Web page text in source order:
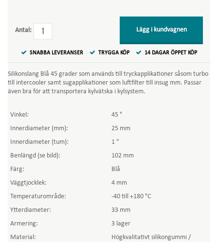
Antal: Lägg i kundvagnen
SNABBA LEVERANSER TRYGGA KÖP 14 DAGAR ÖPPET KÖP
Silikonslang Blå 45 grader som används till tryckapplikationer såsom turbo
till intercooler samt sugapplikationer som luftfilter till insug mm. Passar
även bra för att transportera kylvätska i kylsystem.
Vinkel:
45 °
Innerdiameter (mm):
25 mm
Innerdiameter (tum):
1 "
Benlängd (se bild):
102 mm
Färg:
Blå
Väggtjocklek:
4 mm
Temperaturområde:
-40 till +180 °C
Ytterdiameter:
33 mm
Armering:
3 lager
Material:
Högkvalitativt silikongummi /